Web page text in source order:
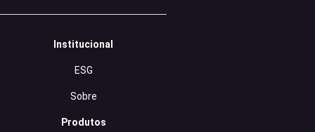
Institucional
ESG
Sobre
Produtos